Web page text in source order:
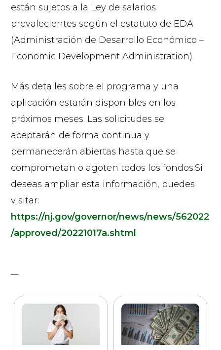
están sujetos a la Ley de salarios
prevalecientes según el estatuto de EDA
(Administración de Desarrollo Económico –
Economic Development Administration).
Más detalles sobre el programa y una
aplicación estarán disponibles en los
próximos meses. Las solicitudes se
aceptarán de forma continua y
permanecerán abiertas hasta que se
comprometan o agoten todos los fondos.Si
deseas ampliar esta información, puedes
visitar:
https://nj.gov/governor/news/news/562022
/approved/20221017a.shtml